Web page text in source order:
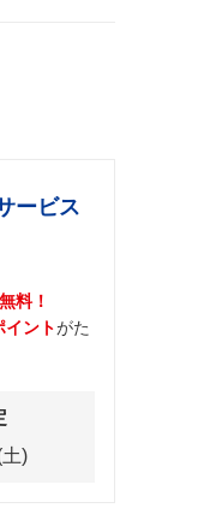
ービス
料！
イントがた
)